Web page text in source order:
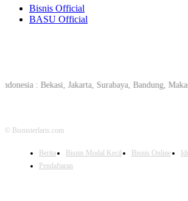
Bisnis Official
BASU Official
: Bekasi, Jakarta, Surabaya, Bandung,
© Bisnisterlaris.com
Berita Bisnis Modal Kecil Bisnis Online
Pendaftaran